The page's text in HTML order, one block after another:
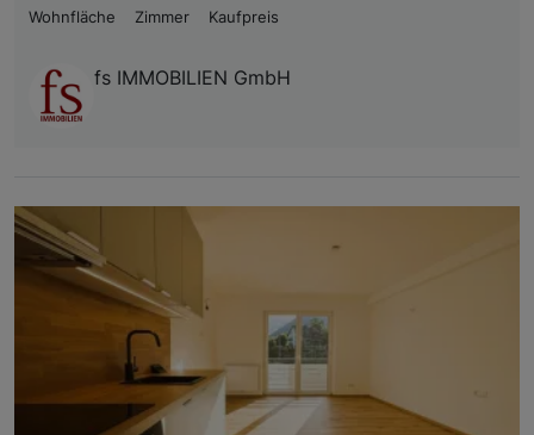
Wohnfläche
Zimmer Kaufpreis
fs IMMOBILIEN GmbH